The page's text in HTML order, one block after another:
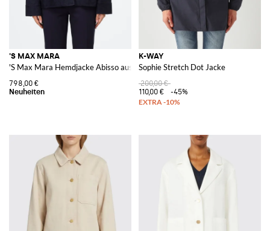
'S MAX MARA
'S Max Mara Hemdjacke Abisso aus Lammveloursleder
798,00 €
K-WAY
Sophie Stretch Dot Jacke
200,00 €
110,00 €
-45%